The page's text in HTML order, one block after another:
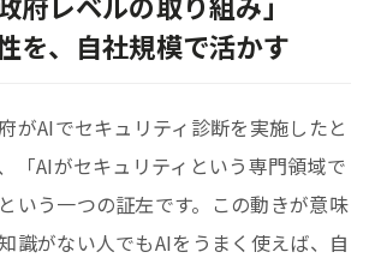
を、自社規模で活かす
がAIでセキュリティ診断を実施したと
「AIがセキュリティという専門領域で
いう一つの証左です。この動きが意味
識がない人でもAIをうまく使えば、自